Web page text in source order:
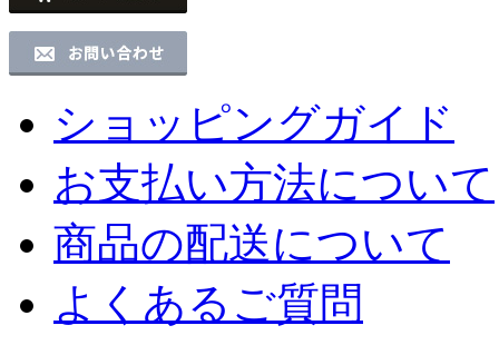
ショッピングガイド
お支払い方法について
商品の配送について
よくあるご質問